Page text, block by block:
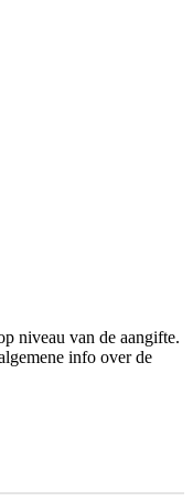
niveau van de aangifte.
info over de